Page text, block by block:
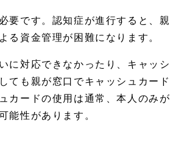
要です。認知症が進行すると、親
る資金管理が困難になります。
に対応できなかったり、キャッシ
ても親が窓口でキャッシュカード
カードの使用は通常、本人のみが
能性があります。